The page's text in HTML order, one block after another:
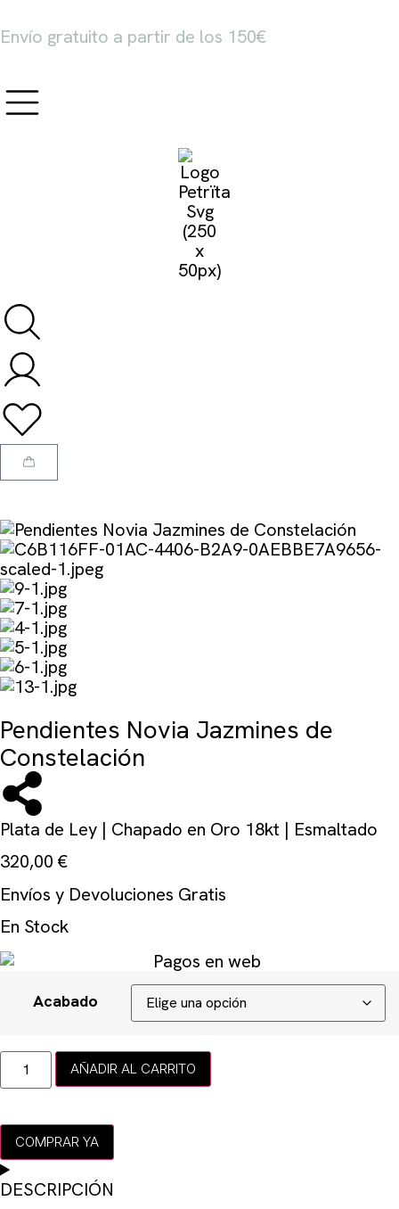
Envío gratuito a partir de los 150€
Pendientes Novia Jazmines de
Constelación
Plata de Ley | Chapado en Oro 18kt | Esmaltado
320,00 €
Envíos y Devoluciones Gratis
En Stock
Acabado
AÑADIR AL CARRITO
COMPRAR YA
DESCRIPCIÓN